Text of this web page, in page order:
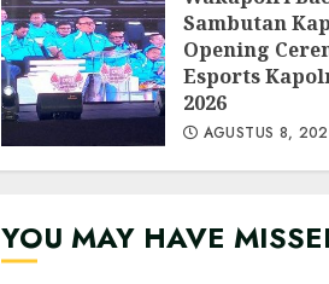
Sambutan
Opening
Esports
2026
AGUSTUS 8,
YOU MAY HAVE